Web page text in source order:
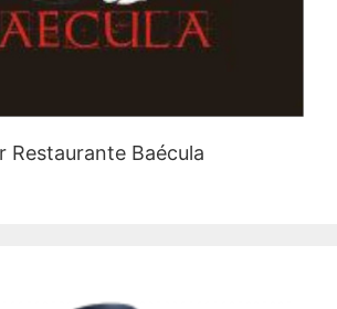
Restaurante Baécula